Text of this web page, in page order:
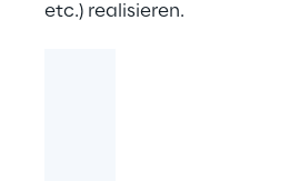
etc.) realisieren.